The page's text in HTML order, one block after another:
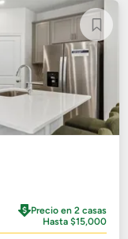
Precio en 2 casas
Hasta $15,000